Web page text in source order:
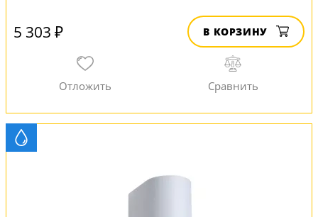
5 303 ₽ В КОРЗИНУ